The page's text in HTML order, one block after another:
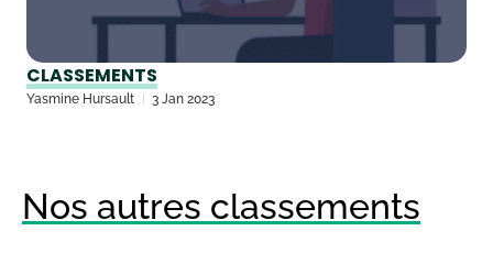
CLASSEMENTS
Yasmine Hursault 3 Jan 2023
Nos autres classements